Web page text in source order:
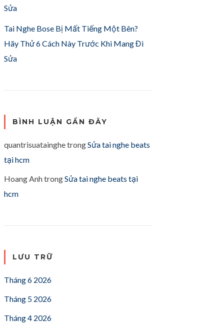
Sửa
Tai Nghe Bose Bị Mất Tiếng Một Bên?
Hãy Thử 6 Cách Này Trước Khi Mang Đi
Sửa
BÌNH LUẬN GẦN ĐÂY
quantrisuatainghetrongSửa tai nghe beats
tại hcm
Hoang AnhtrongSửa tai nghe beats tại
hcm
LƯU TRỮ
Tháng 6 2026
Tháng 5 2026
Tháng 4 2026